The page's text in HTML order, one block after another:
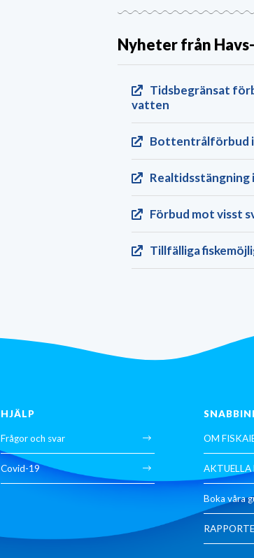
Nyheter från
Tidsbegränsat
vatten
Bottentrålförbud i
Realtids­stängning
Förbud mot visst
Tillfälliga
HJÄLP
Frågor och svar
Covid-19
OM
AKTUELLA
Boka våra